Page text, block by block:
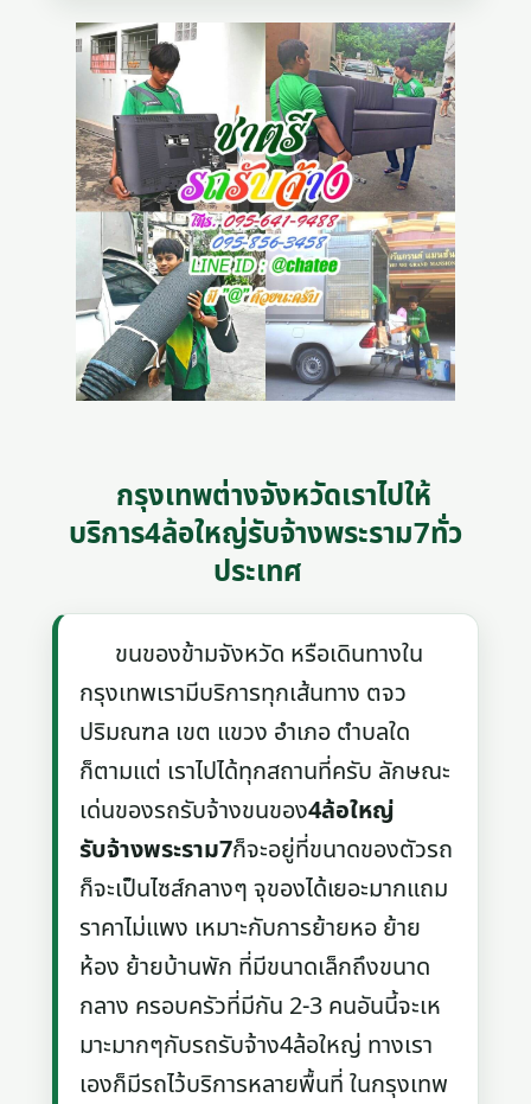
กรุงเทพต่างจังหวัดเราไปให้
บริการ4ล้อใหญ่รับจ้างพระราม7ทั่ว
ประเทศ
ขนของข้ามจังหวัด หรือเดินทางใน
กรุงเทพเรามีบริการทุกเส้นทาง ตจว
ปริมณฑล เขต แขวง อำเภอ ตำบลใด
ก็ตามแต่ เราไปได้ทุกสถานที่ครับ ลักษณะ
เด่นของรถรับจ้างขนของ4ล้อใหญ่
รับจ้างพระราม7ก็จะอยู่ที่ขนาดของตัวรถ
ก็จะเป็นไซส์กลางๆ จุของได้เยอะมากแถม
ราคาไม่แพง เหมาะกับการย้ายหอ ย้าย
ห้อง ย้ายบ้านพัก ที่มีขนาดเล็กถึงขนาด
กลาง ครอบครัวที่มีกัน 2-3 คนอันนี้จะเห
มาะมากๆกับรถรับจ้าง4ล้อใหญ่ ทางเรา
เองก็มีรถไว้บริการหลายพื้นที่ ในกรุงเทพ